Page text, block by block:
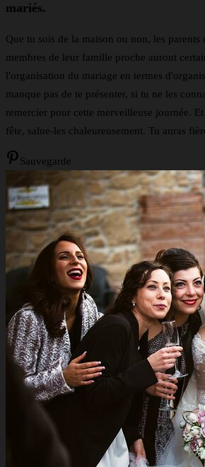
mariés.
Que tu sois de la maison ou non, les parents
membres de leur famille proche auront
l'organisation du mariage en termes
manque pas de te présenter, si tu ne les
remercier pour cette merveilleuse journée.
fête, salue-les chaleureusement. Tu auras
Sauvegarde